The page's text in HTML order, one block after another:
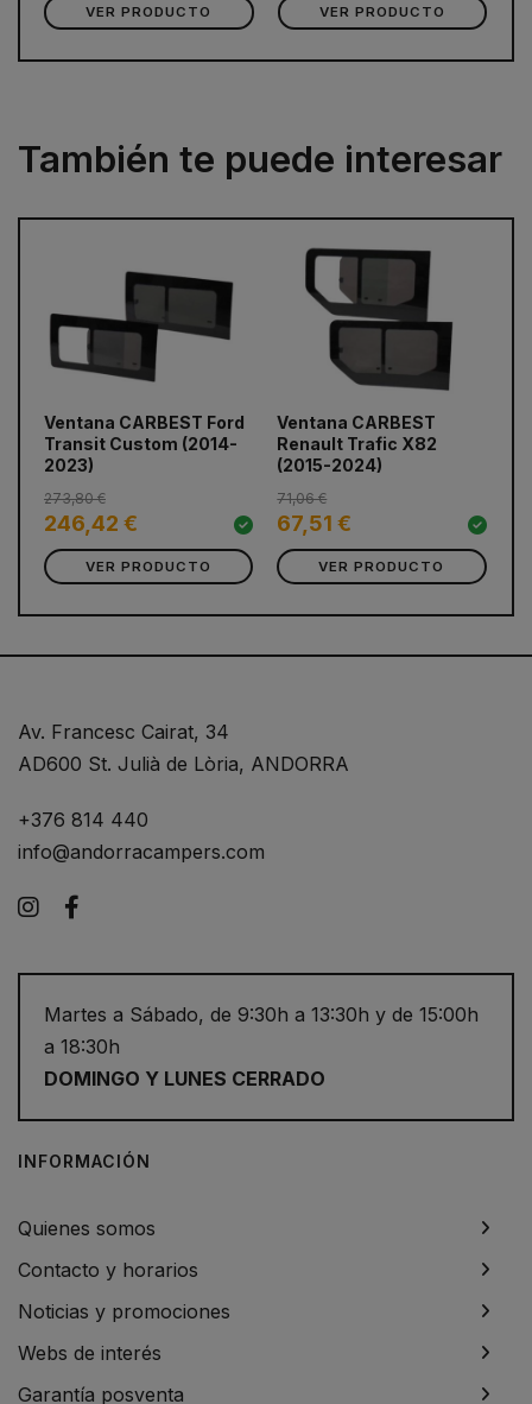
VER PRODUCTO VER PRODUCTO
También te puede interesar
Ventana CARBEST Ford
Transit Custom (2014-
2023)
246,42 €
273,80 €
VER PRODUCTO
Ventana CARBEST
Renault Trafic X82
(2015-2024)
67,51 €
71,06 €
VER PRODUCTO
prev
Av. Francesc Cairat, 34
AD600 St. Julià de Lòria, ANDORRA
+376 814 440
info@andorracampers.com
Instagram
Martes a Sábado, de 9:30h a 13:30h y de 15:00h
a 18:30h
DOMINGO Y LUNES CERRADO
INFORMACIÓN
Quienes somos
Contacto y horarios
Noticias y promociones
Webs de interés
Garantía posventa